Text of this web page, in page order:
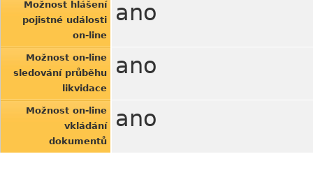
Možnost hlášení
pojistné události
on-line
ano
Možnost on-line
sledování průběhu
likvidace
ano
Možnost on-line
vkládání
dokumentů
ano